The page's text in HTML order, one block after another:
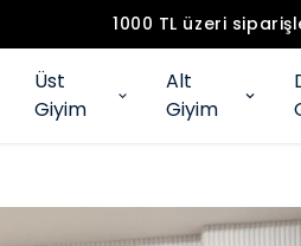
1000 TL üzeri
Üst
Giyim
Alt
Giyim